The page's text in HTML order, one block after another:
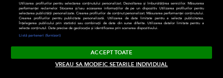
Timp liber
Relații
Modă
Divertisment
Frumusețe
Sănătate
Horoscop
Utilizarea profilurilor pentru selectarea conținutului personalizat. Dezvoltarea și îmbunătățirea serviciilor. Măsurarea
performanței reclamelor. Stocarea și/sau accesarea informațiilor de pe un dispozitiv. Utilizarea profilurilor pentru
selectarea publicității personalizate. Crearea profilurilor de conținut personalizat. Măsurarea performanței conținutului.
Crearea profilurilor pentru publicitate personalizată. Utilizarea de date limitate pentru a selecta publicitatea.
Înțelegerea publicului prin statistici sau combinații de date din surse diferite. Utilizarea datelor limitate pentru a
selecta conținutul. Date precise de geolocație și identificarea prin scanarea dispozitivului.
Listă parteneri (furnizori)
ACCEPT TOATE
VREAU SA MODIFIC SETARILE INDIVIDUAL